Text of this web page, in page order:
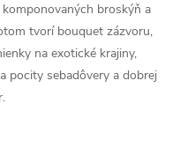
broskýň a
tvorí bouquet zázvoru,
na exotické krajiny,
pocity sebadôvery a dobrej